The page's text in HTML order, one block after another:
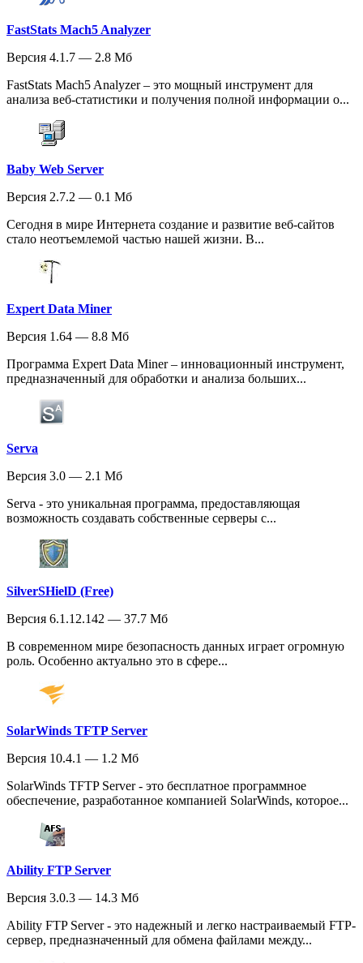
FastStats Mach5 Analyzer
Версия 4.1.7 — 2.8 Мб
FastStats Mach5 Analyzer – это мощный инструмент для
анализа веб-статистики и получения полной информации о...
Baby Web Server
Версия 2.7.2 — 0.1 Мб
Сегодня в мире Интернета создание и развитие веб-сайтов
стало неотъемлемой частью нашей жизни. В...
Expert Data Miner
Версия 1.64 — 8.8 Мб
Программа Expert Data Miner – инновационный инструмент,
предназначенный для обработки и анализа больших...
Serva
Версия 3.0 — 2.1 Мб
Serva - это уникальная программа, предоставляющая
возможность создавать собственные серверы с...
SilverSHielD (Free)
Версия 6.1.12.142 — 37.7 Мб
В современном мире безопасность данных играет огромную
роль. Особенно актуально это в сфере...
SolarWinds TFTP Server
Версия 10.4.1 — 1.2 Мб
SolarWinds TFTP Server - это бесплатное программное
обеспечение, разработанное компанией SolarWinds, которое...
Ability FTP Server
Версия 3.0.3 — 14.3 Мб
Ability FTP Server - это надежный и легко настраиваемый FTP-
сервер, предназначенный для обмена файлами между...